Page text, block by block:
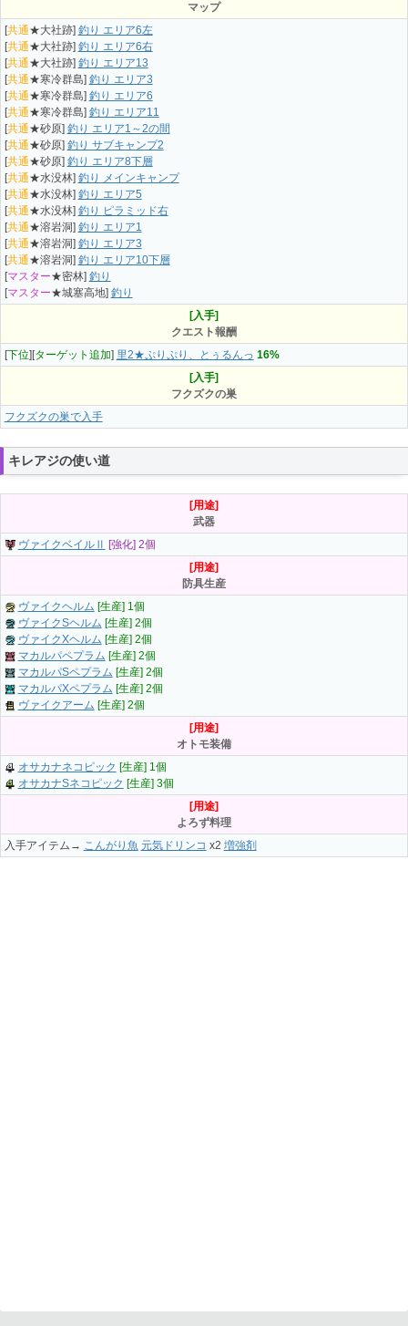
マップ
[共通★大社跡] 釣り エリア6左
[共通★大社跡] 釣り エリア6右
[共通★大社跡] 釣り エリア13
[共通★寒冷群島] 釣り エリア3
[共通★寒冷群島] 釣り エリア6
[共通★寒冷群島] 釣り エリア11
[共通★砂原] 釣り エリア1～2の間
[共通★砂原] 釣り サブキャンプ2
[共通★砂原] 釣り エリア8下層
[共通★水没林] 釣り メインキャンプ
[共通★水没林] 釣り エリア5
[共通★水没林] 釣り ピラミッド右
[共通★溶岩洞] 釣り エリア1
[共通★溶岩洞] 釣り エリア3
[共通★溶岩洞] 釣り エリア10下層
[マスター★密林] 釣り
[マスター★城塞高地] 釣り
[入手]
クエスト報酬
[下位][ターゲット追加] 里2★ぷりぷり、とぅるんっ 16%
[入手]
フクズクの巣
フクズクの巣で入手
キレアジの使い道
[用途]
武器
ヴァイクベイルⅡ
[強化] 2個
[用途]
防具生産
ヴァイクヘルム [生産] 1個
ヴァイクSヘルム [生産] 2個
ヴァイクXヘルム [生産] 2個
マカルパペプラム [生産] 2個
マカルパSペプラム [生産] 2個
マカルパXペプラム [生産] 2個
ヴァイクアーム [生産] 2個
[用途]
オトモ装備
オサカナネコピック [生産] 1個
オサカナSネコピック [生産] 3個
[用途]
よろず料理
入手アイテム→ こんがり魚 元気ドリンコ x2 増強剤